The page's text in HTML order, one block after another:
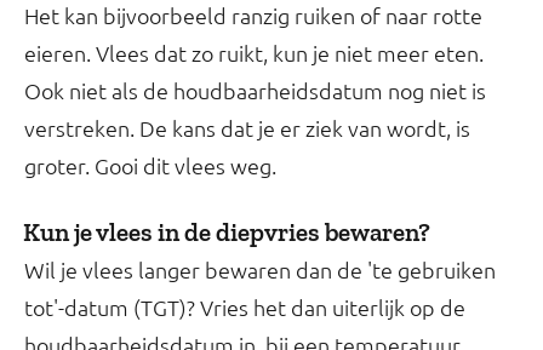
Het kan bijvoorbeeld ranzig ruiken of naar rotte
eieren. Vlees dat zo ruikt, kun je niet meer eten.
Ook niet als de houdbaarheidsdatum nog niet is
verstreken. De kans dat je er ziek van wordt, is
groter. Gooi dit vlees weg.
Kun je vlees in de diepvries bewaren?
Wil je vlees langer bewaren dan de 'te gebruiken
tot'-datum (TGT)? Vries het dan uiterlijk op de